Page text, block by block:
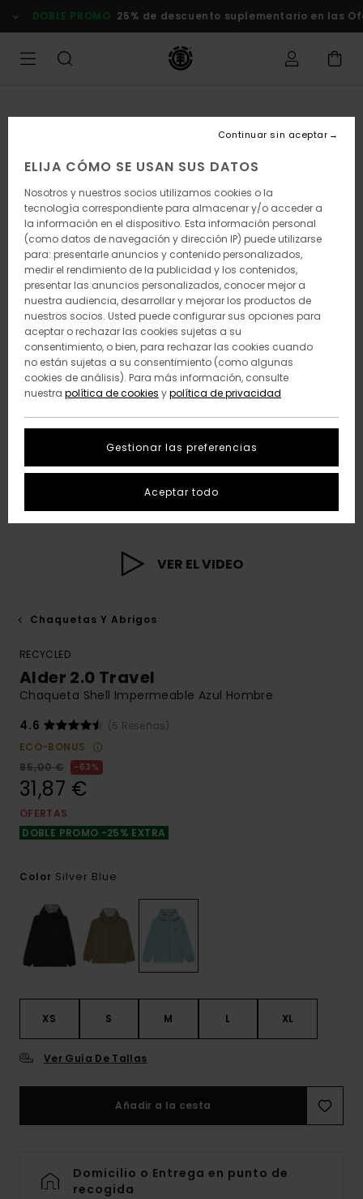
la
DOBLE PROMO 25% de descuento suplementario en las
VER EL VIDEO
Chaquetas Y Abrigos
RECYCLED
Alder 2.0 Travel
Chaqueta Shell Impermeable Azul Hombre
4.6
(5 Reseñas)
ECO-BONUS
85,00 €
63%
31,87 €
OFERTAS
DOBLE PROMO -25% EXTRA
Color Silver Blue
XS S M L XL
Ver Guía De Tallas
Añadir a la cesta
Domicilio o Entrega en punto de
recogida
ELIJA CÓMO SE USAN SUS DATOS
Nosotros y nuestros socios utilizamos cookies o la
tecnología correspondiente para almacenar y/o acceder a
la información en el dispositivo. Esta información personal
(como datos de navegación y dirección IP) puede utilizarse
para: presentarle anuncios y contenido personalizados,
medir el rendimiento de la publicidad y los contenidos,
presentar las anuncios personalizados, conocer mejor a
nuestra audiencia, desarrollar y mejorar los productos de
nuestros socios. Usted puede configurar sus opciones para
aceptar o rechazar las cookies sujetas a su
consentimiento, o bien, para rechazar las cookies cuando
no están sujetas a su consentimiento (como algunas
cookies de análisis). Para más información, consulte
nuestra política de cookies ypolítica de privacidad
Gestionar las preferencias
Continuar sin aceptar
Aceptar todo